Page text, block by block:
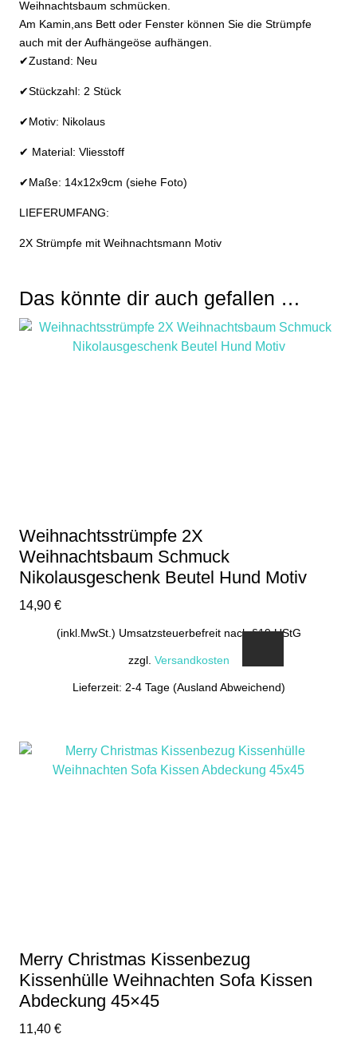
Weihnachtsbaum schmücken.
Am Kamin,ans Bett oder Fenster können Sie die Strümpfe
auch mit der Aufhängeöse aufhängen.
✔Zustand: Neu
✔Stückzahl: 2 Stück
✔Motiv: Nikolaus
✔ Material: Vliesstoff
✔Maße: 14x12x9cm (siehe Foto)
LIEFERUMFANG:
2X Strümpfe mit Weihnachtsmann Motiv
Das könnte dir auch gefallen …
Weihnachtsstrümpfe 2X
Weihnachtsbaum Schmuck
Nikolausgeschenk Beutel Hund Motiv
14,90 €
(inkl.MwSt.) Umsatzsteuerbefreit nach §19 UStG
zzgl. Versandkosten
Lieferzeit: 2-4 Tage (Ausland Abweichend)
Merry Christmas Kissenbezug
Kissenhülle Weihnachten Sofa Kissen
Abdeckung 45×45
11,40 €